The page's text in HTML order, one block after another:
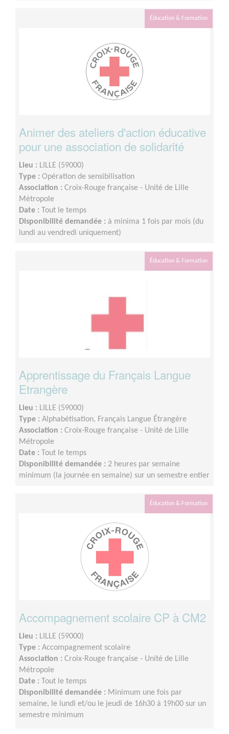
Éducation & Formation
Animer des ateliers d'action éducative
pour une association de solidarité
Lieu : LILLE (59000)
Type : Opération de sensibilisation
Association : Croix-Rouge française - Unité de Lille
Métropole
Date : Tout le temps
Disponibilité demandée : à minima 1 fois par mois (du
lundi au vendredi uniquement)
Éducation & Formation
Apprentissage du Français Langue
Etrangère
Lieu : LILLE (59000)
Type : Alphabétisation, Français Langue Étrangère
Association : Croix-Rouge française - Unité de Lille
Métropole
Date : Tout le temps
Disponibilité demandée : 2 heures par semaine
minimum (la journée en semaine) sur un semestre entier
Éducation & Formation
Accompagnement scolaire CP à CM2
Lieu : LILLE (59000)
Type : Accompagnement scolaire
Association : Croix-Rouge française - Unité de Lille
Métropole
Date : Tout le temps
Disponibilité demandée : Minimum une fois par
semaine, le lundi et/ou le jeudi de 16h30 à 19h00 sur un
semestre minimum